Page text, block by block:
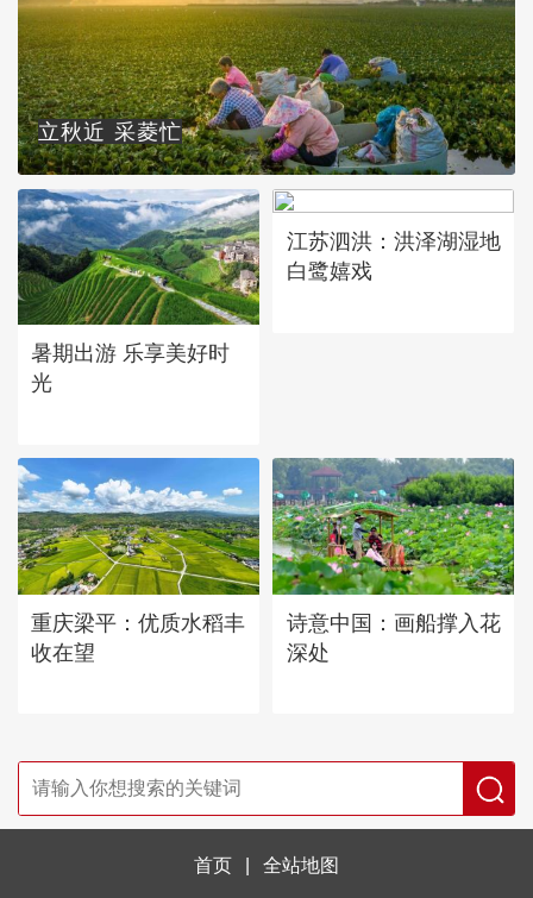
立秋近 采菱忙
暑期出游 乐享美好时
光
江苏泗洪：洪泽湖湿地
白鹭嬉戏
重庆梁平：优质水稻丰
收在望
诗意中国：画船撑入花
深处
首页 全站地图